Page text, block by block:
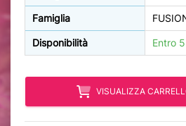
Famiglia
Disponibilità Entro
VISUALIZZA